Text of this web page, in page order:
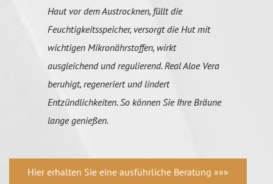
Haut vor dem Austrocknen, füllt die
Feuchtigkeitsspeicher, versorgt die Hut mit
wichtigen Mikronährstoffen, wirkt
ausgleichend und regulierend. Real Aloe Vera
beruhigt, regeneriert und lindert
Entzündlichkeiten. So können Sie Ihre Bräune
lange genießen.
Hier erhalten Sie eine ausführliche Beratung »»»